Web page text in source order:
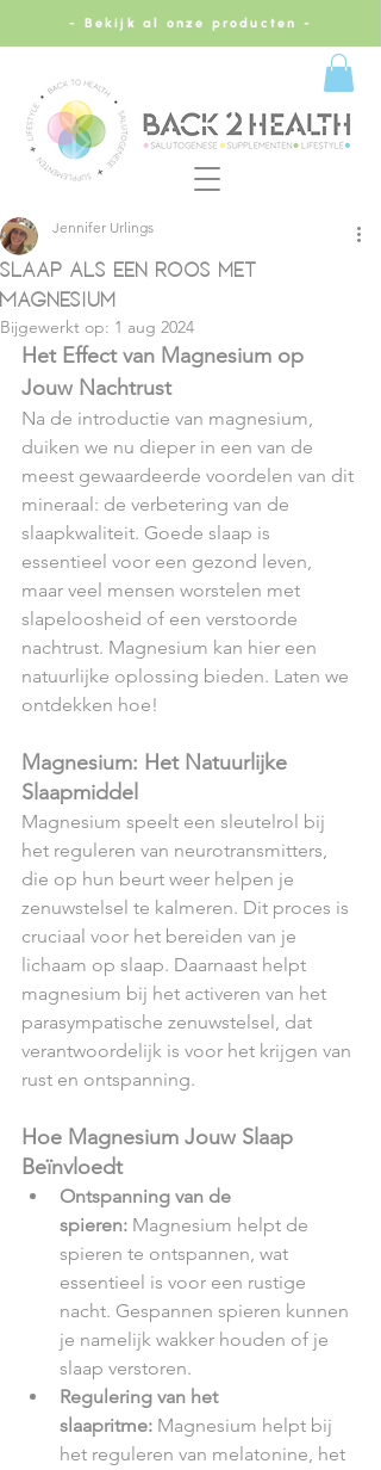
- Bekijk al onze producten -
Slaap als een Roos met
Magnesium
Jennifer Urlings
Bijgewerkt op: 1 aug 2024
Het Effect van Magnesium op
Jouw Nachtrust
Na de introductie van magnesium,
duiken we nu dieper in een van de
meest gewaardeerde voordelen van dit
mineraal: de verbetering van de
slaapkwaliteit. Goede slaap is
essentieel voor een gezond leven,
maar veel mensen worstelen met
slapeloosheid of een verstoorde
nachtrust. Magnesium kan hier een
natuurlijke oplossing bieden. Laten we
ontdekken hoe!
Magnesium: Het Natuurlijke
Slaapmiddel
Magnesium speelt een sleutelrol bij
het reguleren van neurotransmitters,
die op hun beurt weer helpen je
zenuwstelsel te kalmeren. Dit proces is
cruciaal voor het bereiden van je
lichaam op slaap. Daarnaast helpt
magnesium bij het activeren van het
parasympatische zenuwstelsel, dat
verantwoordelijk is voor het krijgen van
rust en ontspanning.
Hoe Magnesium Jouw Slaap
Beïnvloedt
Ontspanning van de
spieren: Magnesium helpt de
spieren te ontspannen, wat
essentieel is voor een rustige
nacht. Gespannen spieren kunnen
je namelijk wakker houden of je
slaap verstoren.
Regulering van het
slaapritme: Magnesium helpt bij
het reguleren van melatonine, het